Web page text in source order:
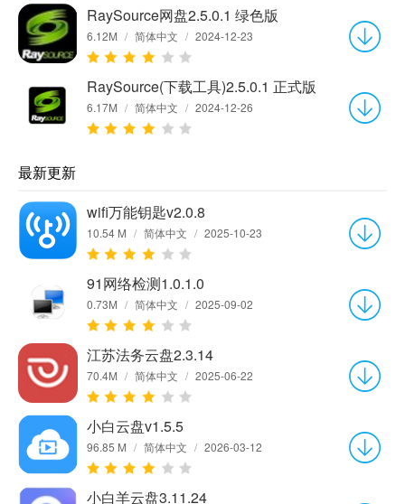
RaySource网盘2.5.0.1 绿色版
6.12M / 简体中文 / 2024-12-23
RaySource(下载工具)2.5.0.1 正式版
6.17M / 简体中文 / 2024-12-26
最新更新
wifi万能钥匙v2.0.8
10.54 M / 简体中文 / 2025-10-23
91网络检测1.0.1.0
0.73M / 简体中文 / 2025-09-02
江苏法务云盘2.3.14
70.4M / 简体中文 / 2025-06-22
小白云盘v1.5.5
96.85 M / 简体中文 / 2026-03-12
小白羊云盘3.11.24